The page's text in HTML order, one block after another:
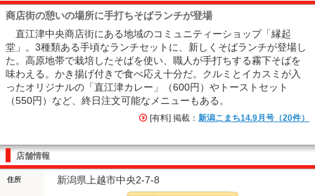
商店街の憩いの場所に手打ちそばランチが登場
直江津中央商店街にある地域のコミュニティーショップ「縁起
堂」。3種類ある手頃なランチセットに、新しくそばランチが登場し
た。高原地帯で栽培したそばを使い、職人が手打ちする霧下そばを
味わえる。かき揚げ付きで食べ応え十分だ。クルミとイカスミが入
ったオリジナルの「直江津カレー」（600円）やトーストセット
（550円）など、終日注文可能なメニューもある。
[有料] 掲載： 新潟こまち14.9月号（20件）
店舗情報
住所 新潟県上越市中央2-7-8